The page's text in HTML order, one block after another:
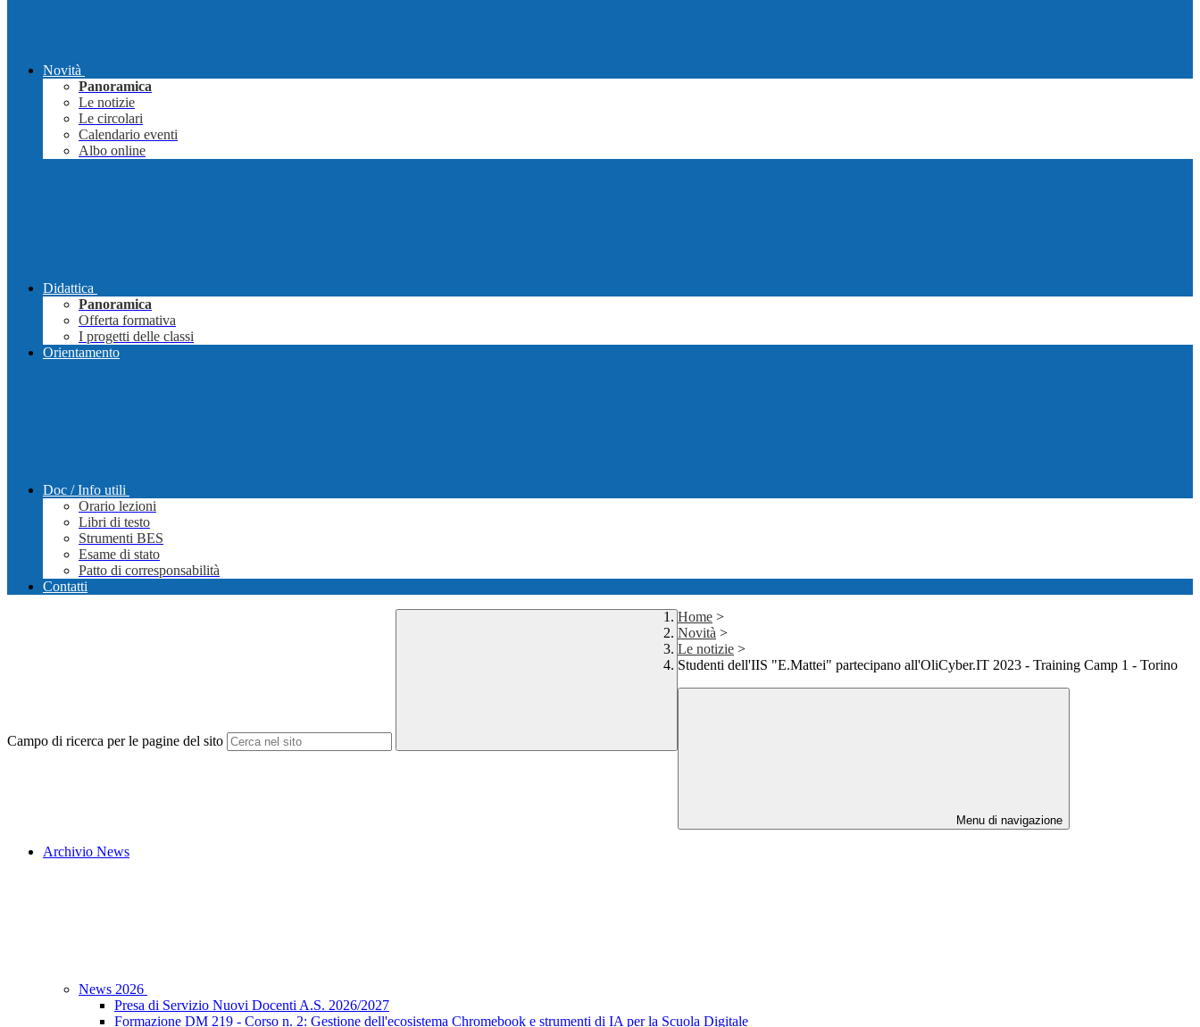
Novità
Panoramica
Le notizie
Le circolari
Calendario eventi
Albo online
Didattica
Panoramica
Offerta formativa
I progetti delle classi
Orientamento
Doc / Info utili
Orario lezioni
Libri di testo
Strumenti BES
Esame di stato
Patto di corresponsabilità
Contatti
Campo di ricerca per le pagine del sito
Home >
Novità >
Le notizie >
Studenti dell'IIS "E.Mattei" partecipano all'OliCyber.IT 2023 - Training Camp 1 - Torino
Menu di navigazione
Archivio News
News 2026
Presa di Servizio Nuovi Docenti A.S. 2026/2027
Formazione DM 219 - Corso n. 2: Gestione dell'ecosistema Chromebook e strumenti di IA per la Scuola Digitale